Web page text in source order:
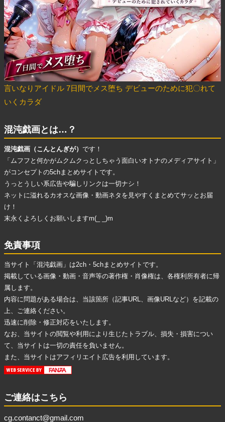
言いなりアイドル 7日間でメス堕ち デビューのために犯〇れて
いくカラダ
混沌戯画とは…？
混沌戯画（こんとんぎが） です！
「ムフフと何かがムクムクっとしちゃう面白いオトナのメディアサイト」
がコンセプトの5chまとめサイトです。
うっとうしい系広告や騙しリンク は一切ナシ！
ネットに溢れるカオスな画像・動画ネタ を見やすくまとめてサッとお届
け！
末永くよろしくお願いしますm(_ _)m
免責事項
当サイト「混沌戯画」は2ch・5chまとめサイトです。
掲載している画像・動画・音声等の著作権・肖像権は、各権利所有者に帰
属します。
内容に問題がある場合は、当該箇所（記事URL、画像URLなど）を記載の
上、ご連絡ください。
迅速に削除・修正対応をいたします。
なお、当サイトの閲覧や利用により生じたトラブル、損失・損害につい
て、当サイトは一切の責任を負いません。
また、当サイトはアフィリエイト広告を利用しています。
ご連絡はこちら
cg.contanct@gmail.com